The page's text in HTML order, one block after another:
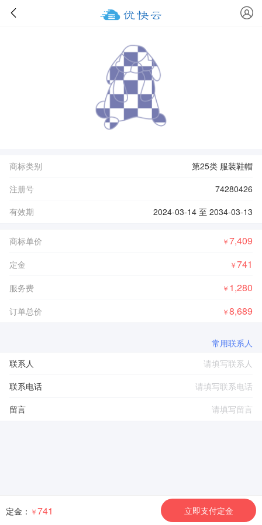
商标类别
第25类 服装鞋帽
注册号
74280426
有效期
2024-03-14 至 2034-03-13
商标单价 ￥7,409
定金 ￥741
服务费 ￥ 1,280
订单总价 ￥8,689
常用联系人
联系人
联系电话
留言
定金： ￥741 立即支付定金